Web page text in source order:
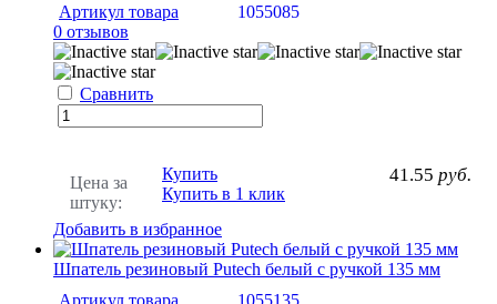
Артикул товара
1055085
0 отзывов
Сравнить
Цена за
штуку:
41.55 руб.
Купить
Купить в 1 клик
Добавить в избранное
Шпатель резиновый Putech белый с ручкой 135 мм
Артикул товара
1055135